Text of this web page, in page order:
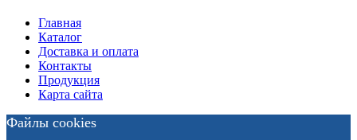
Главная
Каталог
Доставка и оплата
Контакты
Продукция
Карта сайта
Файлы cookies